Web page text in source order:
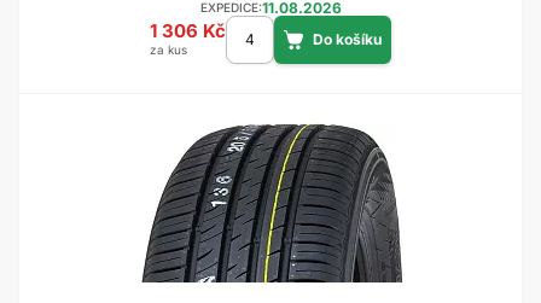
EXPEDICE:11.08.2026
1 306 Kč
za kus